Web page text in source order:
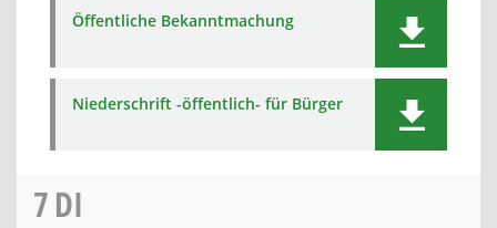
Öffentliche Bekanntmachung
Niederschrift -öffentlich- für Bürger
7DI